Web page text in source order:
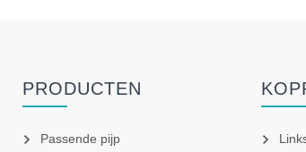
PRODUCTEN
Passende pijp